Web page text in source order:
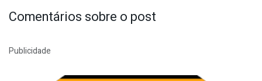
Comentários sobre o post
Publicidade